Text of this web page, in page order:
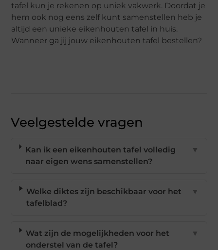
tafel kun je rekenen op uniek vakwerk. Doordat je
hem ook nog eens zelf kunt samenstellen heb je
altijd een unieke eikenhouten tafel in huis.
Wanneer ga jij jouw eikenhouten tafel bestellen?
Veelgestelde vragen
Kan ik een eikenhouten tafel volledig
naar eigen wens samenstellen?
▼
Welke diktes zijn beschikbaar voor het
tafelblad?
▼
Wat zijn de mogelijkheden voor het
onderstel van de tafel?
▼